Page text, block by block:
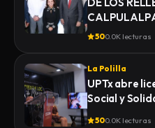
500.0K lecturas
La Polilla
UPTx abre
Social y
500.0K lecturas